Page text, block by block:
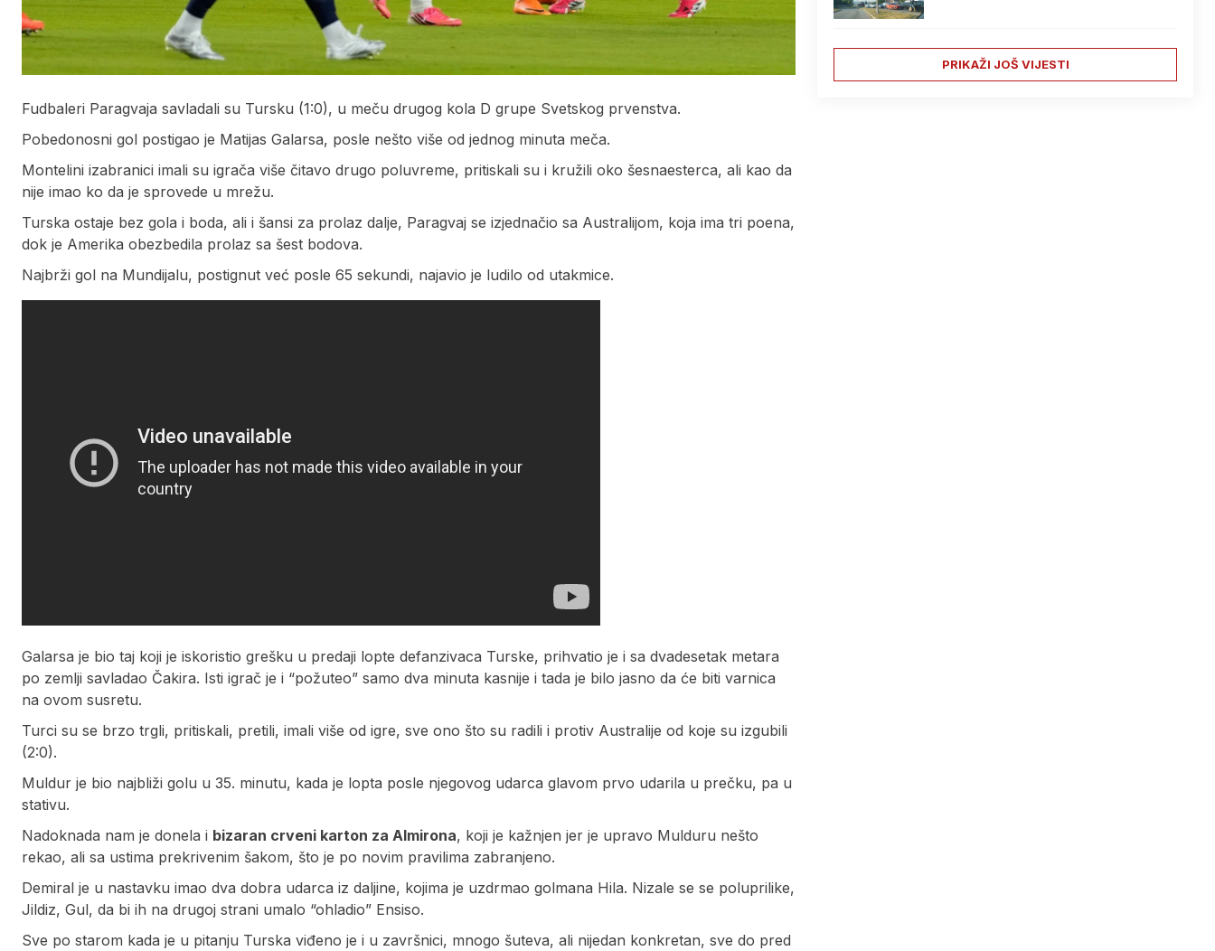
Fudbaleri Paragvaja savladali su Tursku (1:0), u meču drugog kola D grupe Svetskog prvenstva.
Pobedonosni gol postigao je Matijas Galarsa, posle nešto više od jednog minuta meča.
Montelini izabranici imali su igrača više čitavo drugo poluvreme, pritiskali su i kružili oko šesnaesterca, ali kao da
nije imao ko da je sprovede u mrežu.
Turska ostaje bez gola i boda, ali i šansi za prolaz dalje, Paragvaj se izjednačio sa Australijom, koja ima tri poena,
dok je Amerika obezbedila prolaz sa šest bodova.
Najbrži gol na Mundijalu, postignut već posle 65 sekundi, najavio je ludilo od utakmice.
Galarsa je bio taj koji je iskoristio grešku u predaji lopte defanzivaca Turske, prihvatio je i sa dvadesetak metara
po zemlji savladao Čakira. Isti igrač je i “požuteo” samo dva minuta kasnije i tada je bilo jasno da će biti varnica
na ovom susretu.
Turci su se brzo trgli, pritiskali, pretili, imali više od igre, sve ono što su radili i protiv Australije od koje su izgubili
(2:0).
Muldur je bio najbliži golu u 35. minutu, kada je lopta posle njegovog udarca glavom prvo udarila u prečku, pa u
stativu.
Nadoknada nam je donela i bizaran crveni karton za Almirona, koji je kažnjen jer je upravo Mulduru nešto
rekao, ali sa ustima prekrivenim šakom, što je po novim pravilima zabranjeno.
Demiral je u nastavku imao dva dobra udarca iz daljine, kojima je uzdrmao golmana Hila. Nizale se se poluprilike,
Jildiz, Gul, da bi ih na drugoj strani umalo “ohladio” Ensiso.
Sve po starom kada je u pitanju Turska viđeno je i u završnici, mnogo šuteva, ali nijedan konkretan, sve do pred
PRIKAŽI JOŠ VIJESTI